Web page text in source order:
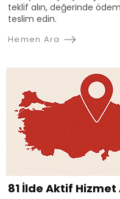
teklif alın, değerinde
teslim edin.
Hemen Ara
81 İlde Aktif Hizmet